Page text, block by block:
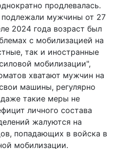
продлевалась.
мужчины от 27
2024 года возраст был
с мобилизацией на
так и иностранные
мобилизации",
хватают мужчин на
машины, регулярно
такие меры не
личного состава
жалуются на
попадающих в войска в
мобилизации.